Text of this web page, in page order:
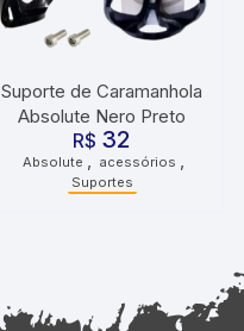
Suporte de Caramanhola
Absolute Nero Preto
R$ 32
Absolute acessórios
Suportes